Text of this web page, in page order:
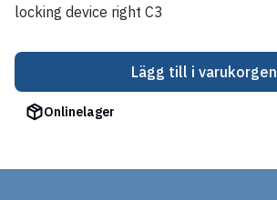
locking device right C3
Lägg till i varukorgen
Onlinelager